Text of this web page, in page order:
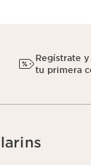
Regístrate y
tu primera